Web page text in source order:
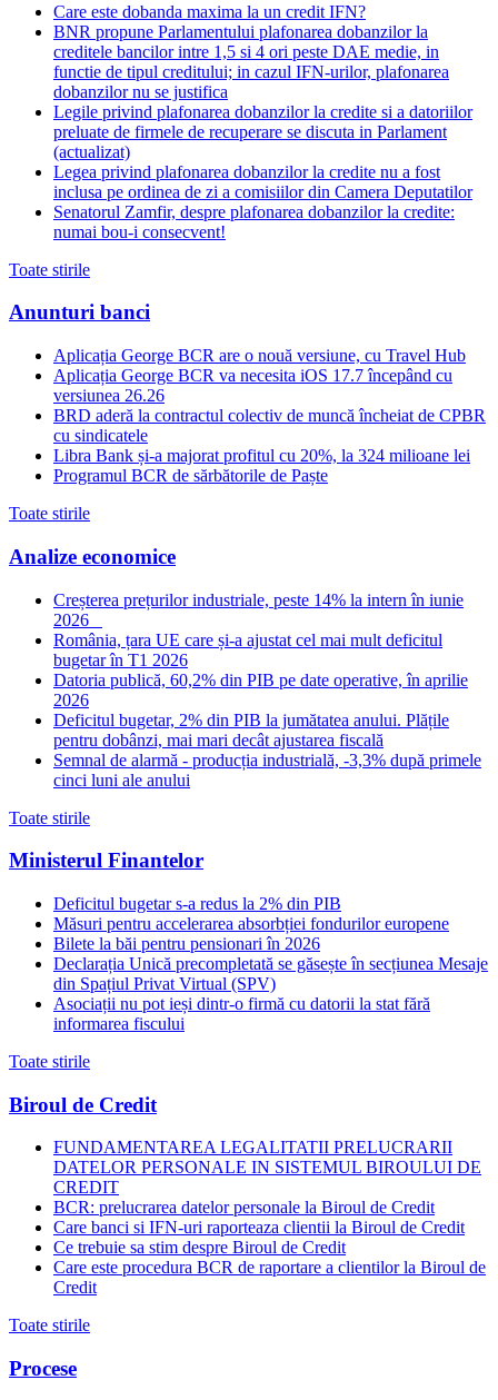
Care este dobanda maxima la un credit IFN?
BNR propune Parlamentului plafonarea dobanzilor la
creditele bancilor intre 1,5 si 4 ori peste DAE medie, in
functie de tipul creditului; in cazul IFN-urilor, plafonarea
dobanzilor nu se justifica
Legile privind plafonarea dobanzilor la credite si a datoriilor
preluate de firmele de recuperare se discuta in Parlament
(actualizat)
Legea privind plafonarea dobanzilor la credite nu a fost
inclusa pe ordinea de zi a comisiilor din Camera Deputatilor
Senatorul Zamfir, despre plafonarea dobanzilor la credite:
numai bou-i consecvent!
Toate stirile
Anunturi banci
Aplicația George BCR are o nouă versiune, cu Travel Hub
Aplicația George BCR va necesita iOS 17.7 începând cu
versiunea 26.26
BRD aderă la contractul colectiv de muncă încheiat de CPBR
cu sindicatele
Libra Bank și-a majorat profitul cu 20%, la 324 milioane lei
Programul BCR de sărbătorile de Paște
Toate stirile
Analize economice
Creșterea prețurilor industriale, peste 14% la intern în iunie
2026
România, țara UE care și-a ajustat cel mai mult deficitul
bugetar în T1 2026
Datoria publică, 60,2% din PIB pe date operative, în aprilie
2026
Deficitul bugetar, 2% din PIB la jumătatea anului. Plățile
pentru dobânzi, mai mari decât ajustarea fiscală
Semnal de alarmă - producția industrială, -3,3% după primele
cinci luni ale anului
Toate stirile
Ministerul Finantelor
Deficitul bugetar s-a redus la 2% din PIB
Măsuri pentru accelerarea absorbției fondurilor europene
Bilete la băi pentru pensionari în 2026
Declarația Unică precompletată se găsește în secțiunea Mesaje
din Spațiul Privat Virtual (SPV)
Asociații nu pot ieși dintr-o firmă cu datorii la stat fără
informarea fiscului
Toate stirile
Biroul de Credit
FUNDAMENTAREA LEGALITATII PRELUCRARII
DATELOR PERSONALE IN SISTEMUL BIROULUI DE
CREDIT
BCR: prelucrarea datelor personale la Biroul de Credit
Care banci si IFN-uri raporteaza clientii la Biroul de Credit
Ce trebuie sa stim despre Biroul de Credit
Care este procedura BCR de raportare a clientilor la Biroul de
Credit
Toate stirile
Procese